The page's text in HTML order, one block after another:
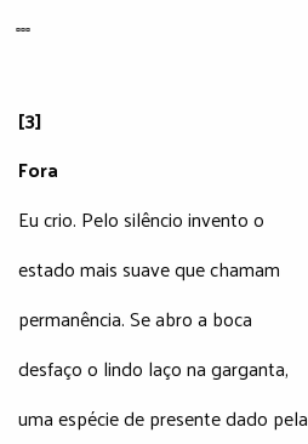
̻ ̻ ̻
[3]
Fora
Eu crio. Pelo silêncio invento o
estado mais suave que chamam
permanência. Se abro a boca
desfaço o lindo laço na garganta,
uma espécie de presente dado pela